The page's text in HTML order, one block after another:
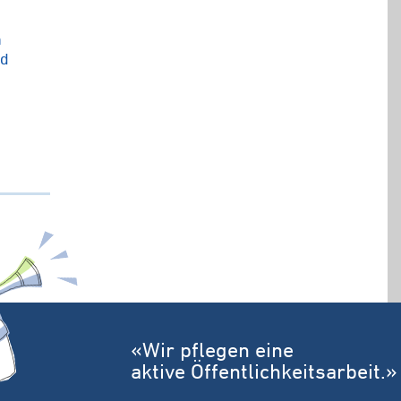
«Wir pflegen eine
aktive Öffentlichkeitsarbeit.»